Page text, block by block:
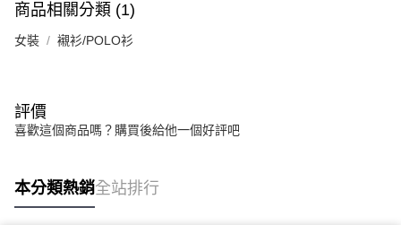
商品相關分類 (1)
女裝 襯衫/POLO衫
評價
喜歡這個商品嗎？購買後給他一個好評吧
本分類熱銷全站排行